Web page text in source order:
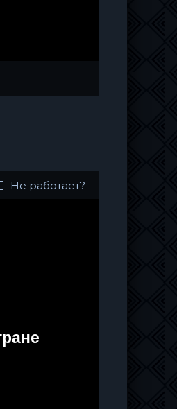
Не работает?